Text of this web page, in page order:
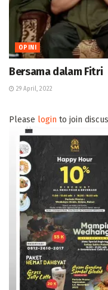
OPINI
Bersama dalam Fitri
29 April, 2022
Please login to join